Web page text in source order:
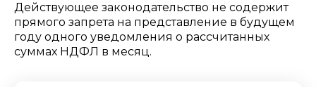
Действующее законодательство не содержит
прямого запрета на представление в будущем
году одного уведомления о рассчитанных
суммах НДФЛ в месяц.